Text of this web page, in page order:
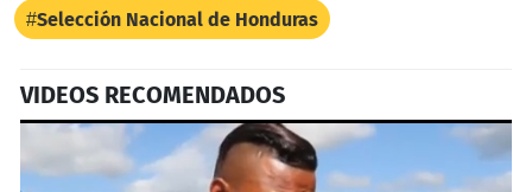
Selección Nacional de Honduras
VIDEOS RECOMENDADOS